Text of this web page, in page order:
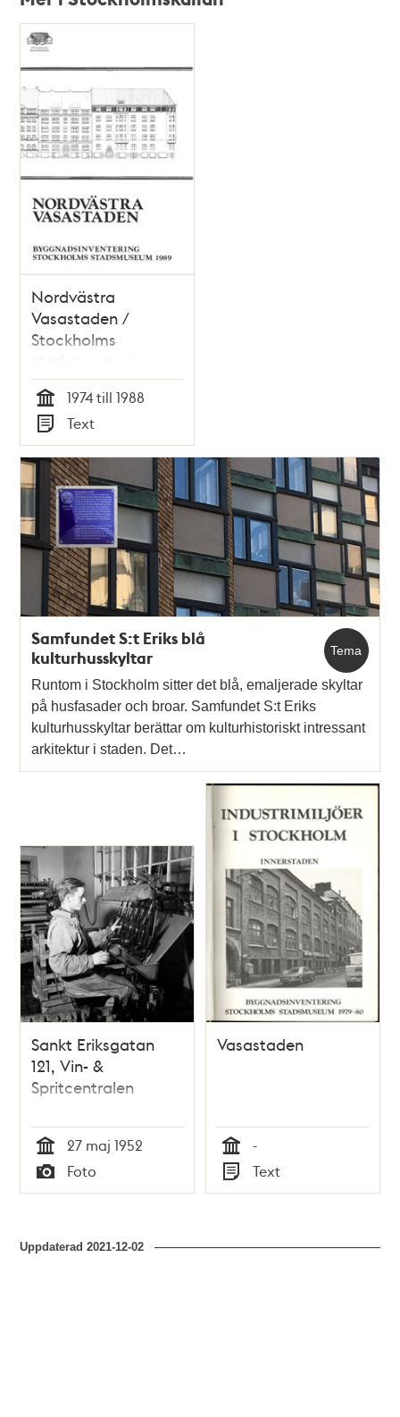
Relaterade
poster
och
teman
Nordvästra
Vasastaden /
Stockholms
stadsmuseum
Tid
1974 till 1988
Typ
Text
Tema
Samfundet S:t Eriks blå
kulturhusskyltar
Runtom i Stockholm sitter det blå, emaljerade skyltar
på husfasader och broar. Samfundet S:t Eriks
kulturhusskyltar berättar om kulturhistoriskt intressant
arkitektur i staden. Det…
Sankt Eriksgatan
121, Vin- &
Spritcentralen
Tid
27 maj 1952
Typ
Foto
Vasastaden
Tid
-
Typ
Text
Uppdaterad2021-12-02